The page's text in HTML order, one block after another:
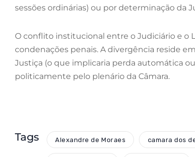
sessões ordinárias) ou por determinação da
O conflito institucional entre o Judiciário e o
condenações penais. A divergência reside
Justiça (o que implicaria perda automática
politicamente pelo plenário da Câmara.
Tags Alexandre de Moraes camara dos